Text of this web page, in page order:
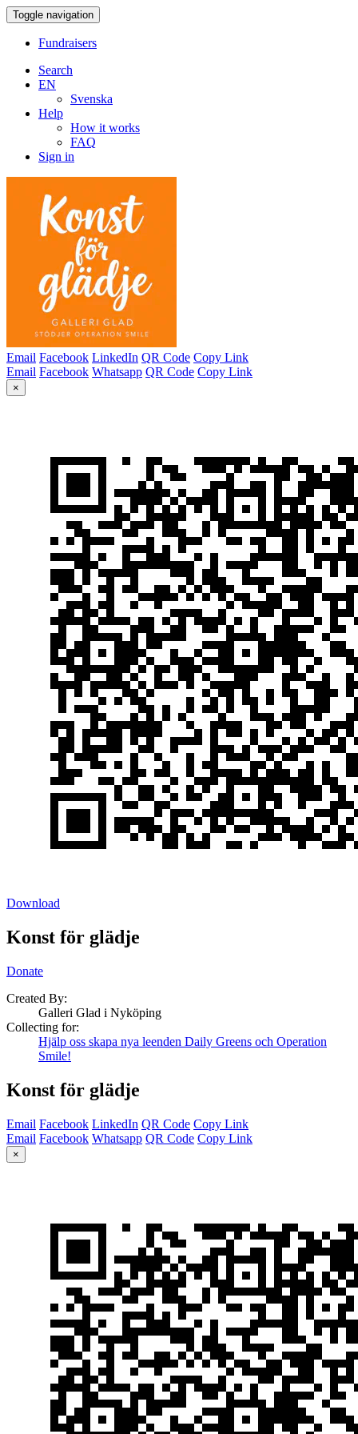
Toggle navigation
Fundraisers
Search
EN
Svenska
Help
How it works
FAQ
Sign in
Email Facebook LinkedIn QR Code Copy Link
Email Facebook Whatsapp QR Code Copy Link
×
Download
Konst för glädje
Donate
Created By:
Galleri Glad i Nyköping
Collecting for:
Hjälp oss skapa nya leenden Daily Greens och Operation
Smile!
Konst för glädje
Email Facebook LinkedIn QR Code Copy Link
Email Facebook Whatsapp QR Code Copy Link
×